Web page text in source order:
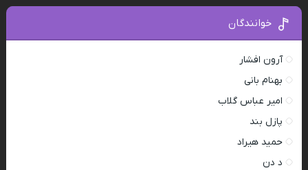
خوانندگان
آرون افشار
بهنام بانی
امیر عباس گلاب
پازل بند
حمید هیراد
د دن